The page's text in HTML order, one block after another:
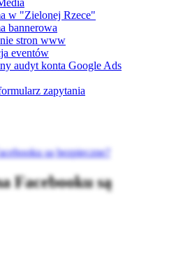
w "Zielonej Rzece"
bannerowa
stron www
eventów
audyt konta Google Ads
zapytania
są bezpieczne?
Facebooku są